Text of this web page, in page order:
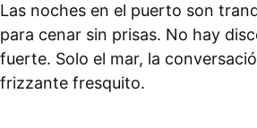
Las noches en el puerto son
para cenar sin prisas. No hay
fuerte. Solo el mar, la
frizzante fresquito.